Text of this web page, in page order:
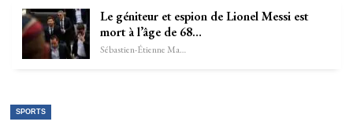
Le géniteur et espion de Lionel Messi est
mort à l’âge de 68…
Sébastien-Étienne Marechal
SPORTS